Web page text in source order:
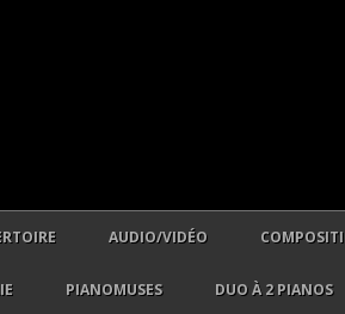
Aller au contenu principal
AUDIO/VIDÉO
MUSIQUES BAROQUES
PIANOMUSES DUO À 2 PIANOS